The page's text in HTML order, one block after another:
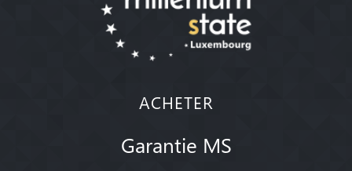
ACHETER
Garantie MS